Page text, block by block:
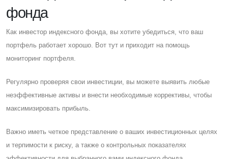
фонда
Как инвестор индексного фонда, вы хотите убедиться, что ваш
портфель работает хорошо. Вот тут и приходит на помощь
мониторинг портфеля.
Регулярно проверяя свои инвестиции, вы можете выявить любые
неэффективные активы и внести необходимые коррективы, чтобы
максимизировать прибыль.
Важно иметь четкое представление о ваших инвестиционных целях
и терпимости к риску, а также о контрольных показателях